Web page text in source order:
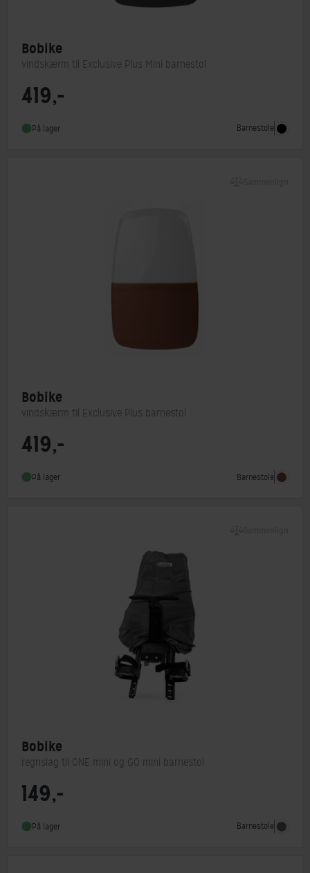
Bobike
vindskærm til Exclusive Plus Mini barnestol
Barnestol type
419,-
På lager Barnestole
Bobike
vindskærm til Exclusive Plus barnestol
Barnestol type
419,-
På lager Barnestole
Bobike
regnslag til ONE mini og GO mini barnestol
Barnestol type
149,-
På lager Barnestole